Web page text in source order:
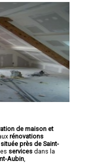
de maison et
rénovations
située près de Saint-
services dans la
Aubin